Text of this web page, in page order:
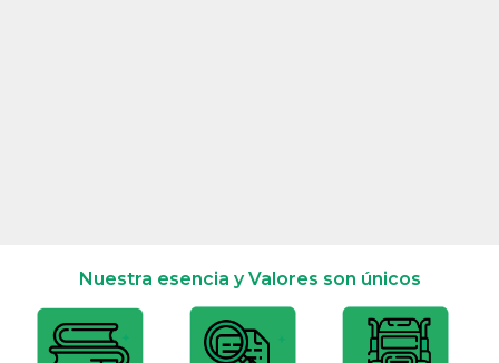
Nuestra esencia y Valores son únicos